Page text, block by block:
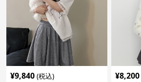
¥9,840 (税込) ¥8,200